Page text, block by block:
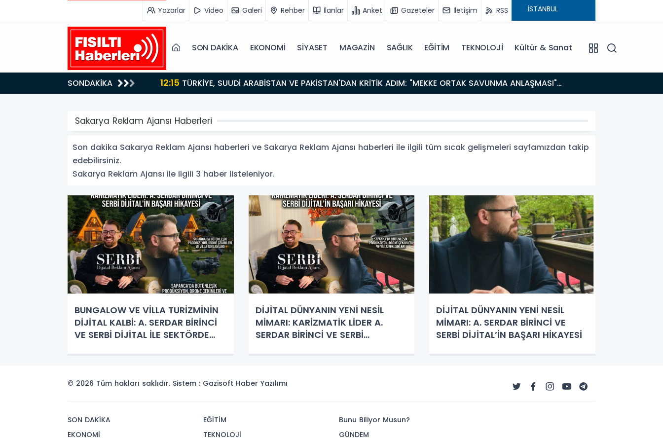
Yazarlar Video Galeri Rehber İlanlar Anket Gazeteler İletişim RSS
SON DAKİKA EKONOMİ SİYASET MAGAZİN SAĞLIK EĞİTİM TEKNOLOJİ Kültür & Sanat
SONDAKİKA 12:15
İMZALANDI!
Uyanacağız"
Sakarya Reklam Ajansı Haberleri
Son dakika Sakarya Reklam Ajansı haberleri ve Sakarya Reklam Ajansı haberleri ile ilgili tüm sıcak gelişmeleri sayfamızdan takip
edebilirsiniz.
Sakarya Reklam Ajansı ile ilgili 3 haber listeleniyor.
BUNGALOW VE VİLLA TURİZMİNİN
DİJİTAL KALBİ: A. SERDAR BİRİNCİ
VE SERBİ DİJİTAL İLE SEKTÖRDE
DİJİTAL DÜNYANIN YENİ NESİL
MİMARI: KARİZMATİK LİDER A.
SERDAR BİRİNCİ VE SERBİ
DİJİTAL DÜNYANIN YENİ NESİL
MİMARI: A. SERDAR BİRİNCİ VE
SERBİ DİJİTAL’İN BAŞARI HİKAYESİ
© 2026 Tüm hakları saklıdır. Sistem : Gazisoft Haber Yazılımı
SON DAKİKA
EKONOMİ
EĞİTİM
TEKNOLOJİ
Bunu Biliyor Musun?
GÜNDEM